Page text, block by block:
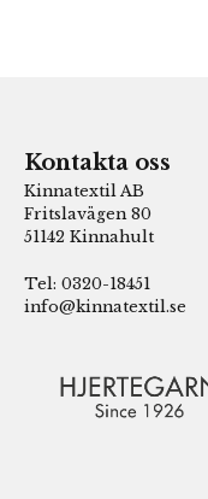
Kontakta oss
Kinnatextil AB
Fritslavägen 80
51142 Kinnahult
Tel: 0320-18451
info@kinnatextil.se